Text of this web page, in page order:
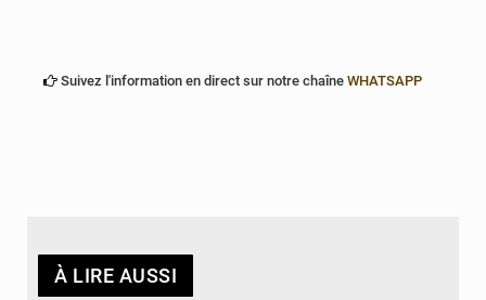
Suivez l'information en direct sur notre chaîne WHATSAPP
À LIRE AUSSI